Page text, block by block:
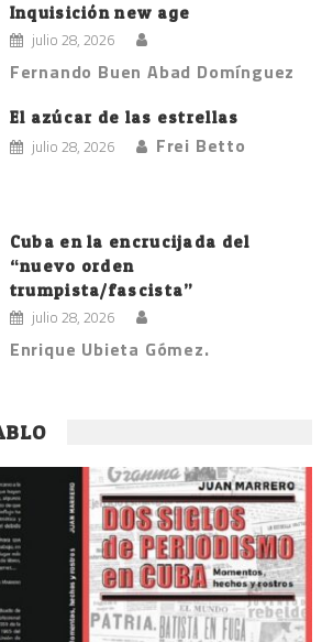
Inquisición new age
julio 28, 2026
Fernando Buen Abad Domínguez
El azúcar de las estrellas
julio 28, 2026 Frei Betto
Cuba en la encrucijada del
“nuevo orden
trumpista/fascista”
julio 28, 2026
Enrique Ubieta Gómez.